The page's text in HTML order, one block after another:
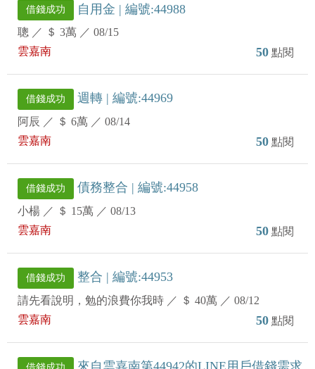
借錢成功 自用金 | 編號:44988
聰 ／ ＄ 3萬 ／ 08/15
雲嘉南
50 點閱
借錢成功 週轉 | 編號:44969
阿辰 ／ ＄ 6萬 ／ 08/14
雲嘉南
50 點閱
借錢成功 債務整合 | 編號:44958
小楊 ／ ＄ 15萬 ／ 08/13
雲嘉南
50 點閱
借錢成功 整合 | 編號:44953
請先看說明，勉的浪費你我時 ／ ＄ 40萬 ／ 08/12
雲嘉南
50 點閱